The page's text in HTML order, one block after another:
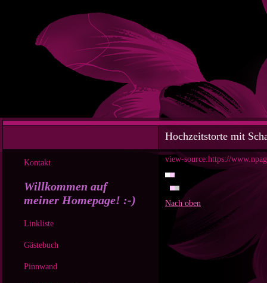
Kontakt
Willkommen auf
meiner Homepage! :-)
Linkliste
Gästebuch
Pinnwand
Hochzeitstorte mit
view-source:https://
Nach oben